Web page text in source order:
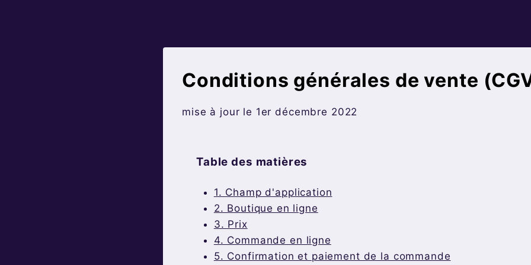
Conditions générales de vente
mise à jour le 1er décembre 2022
Table des matières
1. Champ d'application
2. Boutique en ligne
3. Prix
4. Commande en ligne
5. Confirmation et paiement de la commande